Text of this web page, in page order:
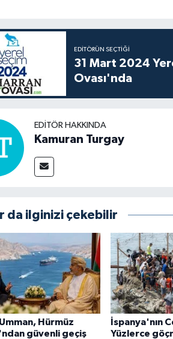
EDITÖRÜN SEÇTIĞI
31 Mart 2024
Ovası'nda
EDITÖR HAKKINDA
Kamuran Turgay
da ilginizi çekebilir
Hürmüz
güvenli geçiş
İspanya'nın
Yüzlerce